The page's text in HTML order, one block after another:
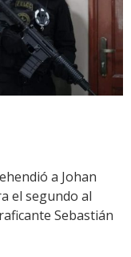
a Johan
el segundo al
Sebastián